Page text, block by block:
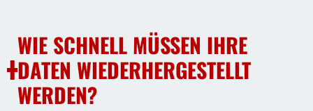
WIE SCHNELL MÜSSEN IHRE
DATEN WIEDERHERGESTELLT
WERDEN?